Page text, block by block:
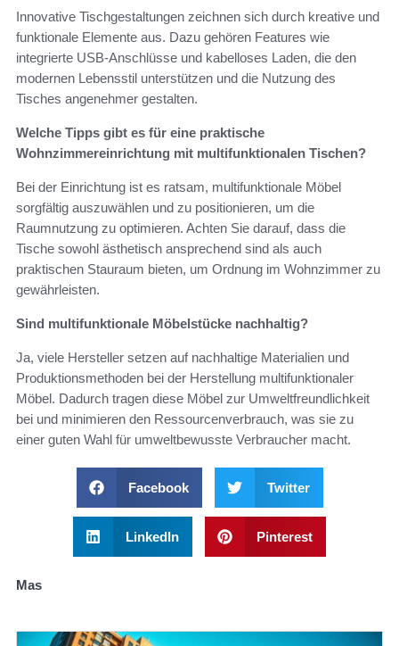
Innovative Tischgestaltungen zeichnen sich durch kreative und
funktionale Elemente aus. Dazu gehören Features wie
integrierte USB-Anschlüsse und kabelloses Laden, die den
modernen Lebensstil unterstützen und die Nutzung des
Tisches angenehmer gestalten.
Welche Tipps gibt es für eine praktische
Wohnzimmereinrichtung mit multifunktionalen Tischen?
Bei der Einrichtung ist es ratsam, multifunktionale Möbel
sorgfältig auszuwählen und zu positionieren, um die
Raumnutzung zu optimieren. Achten Sie darauf, dass die
Tische sowohl ästhetisch ansprechend sind als auch
praktischen Stauraum bieten, um Ordnung im Wohnzimmer zu
gewährleisten.
Sind multifunktionale Möbelstücke nachhaltig?
Ja, viele Hersteller setzen auf nachhaltige Materialien und
Produktionsmethoden bei der Herstellung multifunktionaler
Möbel. Dadurch tragen diese Möbel zur Umweltfreundlichkeit
bei und minimieren den Ressourcenverbrauch, was sie zu
einer guten Wahl für umweltbewusste Verbraucher macht.
Facebook Twitter
LinkedIn Pinterest
Mas